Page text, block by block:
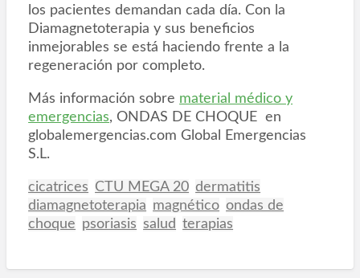
los pacientes demandan cada día. Con la
Diamagnetoterapia y sus beneficios
inmejorables se está haciendo frente a la
regeneración por completo.
Más información sobre material médico y
emergencias, ONDAS DE CHOQUE en
globalemergencias.com Global Emergencias
S.L.
cicatrices CTU MEGA 20 dermatitis
diamagnetoterapia magnético ondas de
choque psoriasis salud terapias